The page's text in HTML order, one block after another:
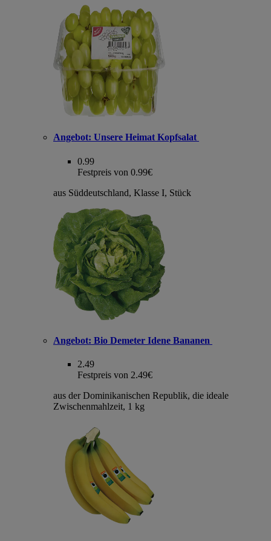
Angebot: Unsere Heimat Kopfsalat
0.99
Festpreis von 0.99€
aus Süddeutschland, Klasse I, Stück
Angebot: Bio Demeter Idene Bananen
2.49
Festpreis von 2.49€
aus der Dominikanischen Republik, die ideale
Zwischenmahlzeit, 1 kg